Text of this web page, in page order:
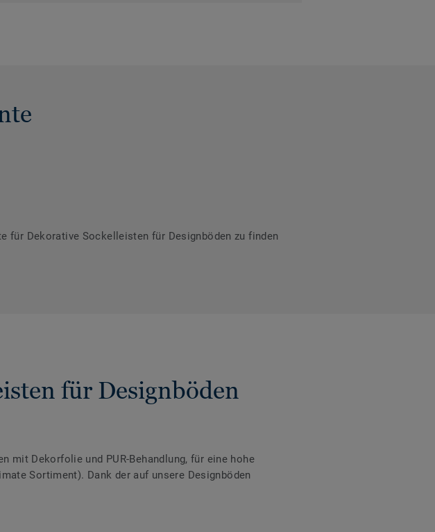
für Dekorative Sockelleisten für Designböden zu finden
für Designböden
mit Dekorfolie und PUR-Behandlung, für eine hohe
Sortiment). Dank der auf unsere Designböden